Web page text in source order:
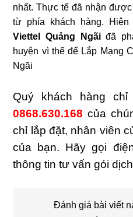
nhất. Thực tế đã nhận
từ phía khách hàng.
Viettel Quảng Ngãiđã
huyện vì thế để Lắp Mạng
Ngãi
Quý khách hàng
0868.630.168 của
chỉ lắp đặt, nhân viên
của bạn. Hãy gọi
thông tin tư vấn gói
Đánh giá bài viết